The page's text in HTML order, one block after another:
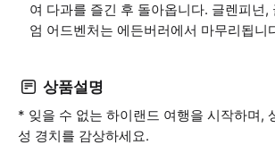
여 다과를 즐긴 후 돌아옵니다. 글렌피넌,
엄 어드벤처는 에든버러에서 마무리됩니
상품설명
* 잊을 수 없는 하이랜드 여행을 시작하며,
성 경치를 감상하세요.